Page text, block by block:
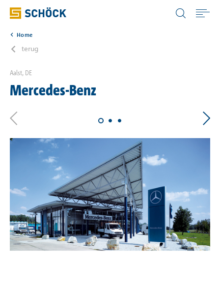
Toepassingen
Bouwfysica Portaal
Referenties
Belgium (BE) Vlaams
Home
terug
Aalst, DE
Mercedes-Benz